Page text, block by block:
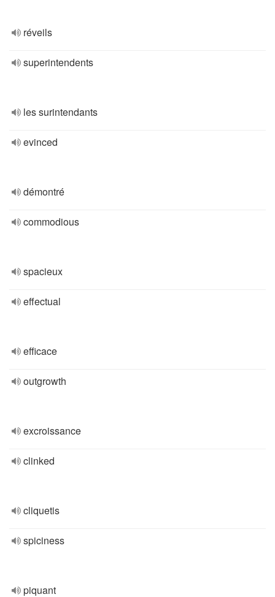
réveils
superintendents
les surintendants
evinced
démontré
commodious
spacieux
effectual
efficace
outgrowth
excroissance
clinked
cliquetis
spiciness
piquant